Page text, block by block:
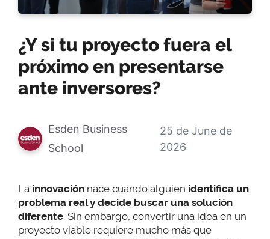
¿Y si tu proyecto fuera el
próximo en presentarse
ante inversores?
Esden Business
School
25 de June de
2026
La innovación nace cuando alguien identifica un
problema real y decide buscar una solución
diferente. Sin embargo, convertir una idea en un
proyecto viable requiere mucho más que